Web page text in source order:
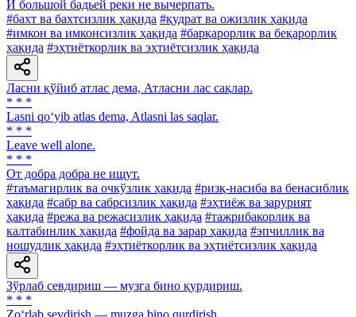
И большой бадьей реки не вычерпать.
#бахт ва бахтсизлик ҳақида #қудрат ва ожизлик ҳақида
#имкон ва имконсизлик ҳақида #барқарорлик ва беқарорлик
ҳақида #эҳтиёткорлик ва эҳтиётсизлик ҳақида
Ласни қўйиб атлас дема, Атласни лас сақлар.
* * *
Lasni qo‘yib atlas dema, Atlasni las saqlar.
* * *
Leave well alone.
* * *
От добра добра не ищут.
#таъмагирлик ва очкўзлик ҳақида #ризқ-насиба ва бенасиблик
ҳақида #сабр ва сабрсизлик ҳақида #эҳтиёж ва зарурият
ҳақида #режа ва режасизлик ҳақида #тажрибакорлик ва
калтабинлик ҳақида #фойда ва зарар ҳақида #эпчиллик ва
ношудлик ҳақида #эҳтиёткорлик ва эҳтиётсизлик ҳақида
Зўрлаб севдириш — музга бино қурдириш.
* * *